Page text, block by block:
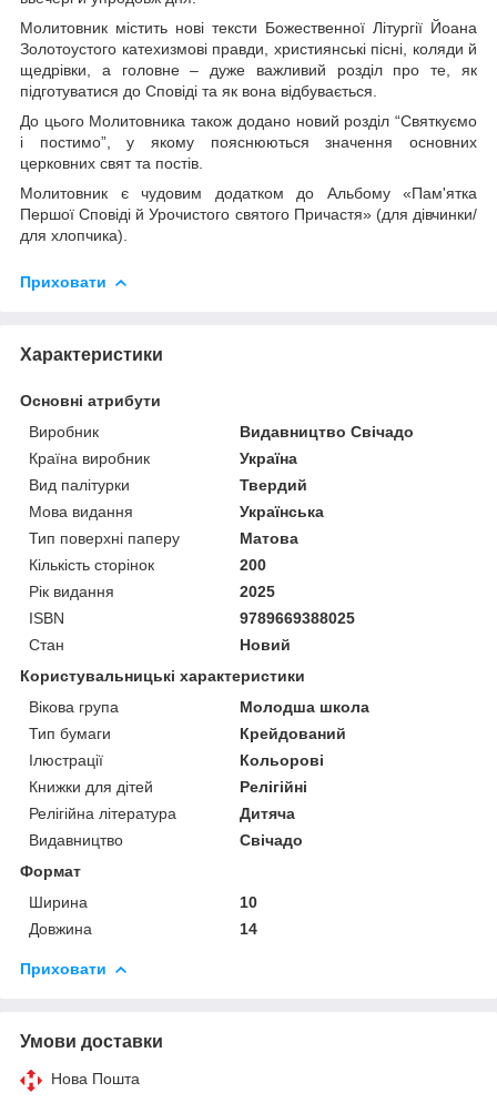
Молитовник містить нові тексти Божественної Літургії Йоана
Золотоустого катехизмові правди, християнські пісні, коляди й
щедрівки, а головне – дуже важливий розділ про те, як
підготуватися до Сповіді та як вона відбувається.
До цього Молитовника також додано новий розділ “Святкуємо
і постимо”, у якому пояснюються значення основних
церковних свят та постів.
Молитовник є чудовим додатком до Альбому «Пам'ятка
Першої Сповіді й Урочистого святого Причастя» (для дівчинки/
для хлопчика).
Приховати
Характеристики
Основні атрибути
Виробник
Видавництво Свічадо
Країна виробник
Україна
Вид палітурки
Твердий
Мова видання
Українська
Тип поверхні паперу
Матова
Кількість сторінок
200
Рік видання
2025
ISBN
9789669388025
Стан
Новий
Користувальницькі характеристики
Вікова група
Молодша школа
Тип бумаги
Крейдований
Ілюстрації
Кольорові
Книжки для дітей
Релігійні
Релігійна література
Дитяча
Видавництво
Свічадо
Формат
Ширина
10
Довжина
14
Приховати
Умови доставки
Нова Пошта